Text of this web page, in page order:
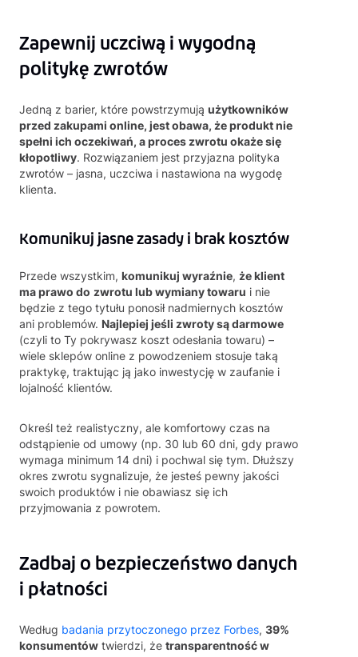
Zapewnij uczciwą i wygodną
politykę zwrotów
Jedną z barier, które powstrzymują użytkowników
przed zakupami online, jest obawa, że produkt nie
spełni ich oczekiwań, a proces zwrotu okaże się
kłopotliwy. Rozwiązaniem jest przyjazna polityka
zwrotów – jasna, uczciwa i nastawiona na wygodę
klienta.
Komunikuj jasne zasady i brak kosztów
Przede wszystkim, komunikuj wyraźnie, że klient
ma prawo do zwrotu lub wymiany towaru i nie
będzie z tego tytułu ponosił nadmiernych kosztów
ani problemów. Najlepiej jeśli zwroty są darmowe
(czyli to Ty pokrywasz koszt odesłania towaru) –
wiele sklepów online z powodzeniem stosuje taką
praktykę, traktując ją jako inwestycję w zaufanie i
lojalność klientów.
Określ też realistyczny, ale komfortowy czas na
odstąpienie od umowy (np. 30 lub 60 dni, gdy prawo
wymaga minimum 14 dni) i pochwal się tym. Dłuższy
okres zwrotu sygnalizuje, że jesteś pewny jakości
swoich produktów i nie obawiasz się ich
przyjmowania z powrotem.
Zadbaj o bezpieczeństwo danych
i płatności
Według badania przytoczonego przez Forbes, 39%
konsumentów twierdzi, że transparentność w